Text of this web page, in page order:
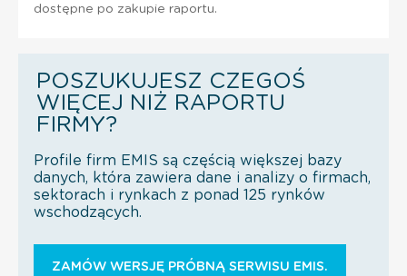
dostępne po zakupie raportu.
POSZUKUJESZ CZEGOŚ
WIĘCEJ NIŻ RAPORTU
FIRMY?
Profile firm EMIS są częścią większej bazy
danych, która zawiera dane i analizy o firmach,
sektorach i rynkach z ponad 125 rynków
wschodzących.
ZAMÓW WERSJĘ PRÓBNĄ SERWISU EMIS.